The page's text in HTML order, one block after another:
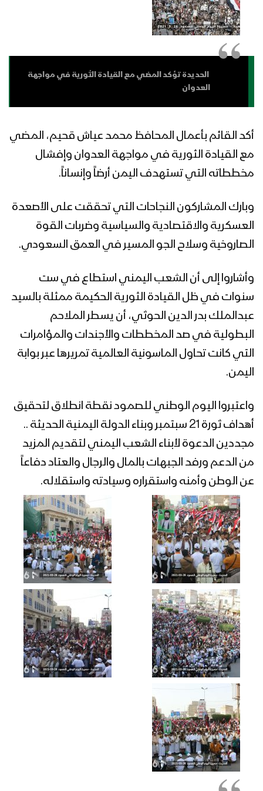
مونتاج نشيد تقدم | فرقة أنصار الله –
زامل يوم الصمود | عيسى الليث – 1442هـ
بيان متحدث القوات المسلحة لعملية يوم
الصمود الوطني في العمق السعودي
كلمة قائد الثورة السيد عبدالملك بدرالدين
الحوثي في الذكرى السادسة لليوم
1442هـ
1442هـ
برومو ميادين الجهاد – حلقة خاصة بمناسبة
مرور ستة أعوام على الصمود والعنفوان
اليماني
حول احصائيات ستة أعوام من الصمود
موجز إحصائيات ستة أعوام من الصمود –
من الإيجاز الصحفي للمتحدث العسكري
مؤتمر صحفي لمتحدث القوات المسلحة
لحصاد 6 سنوات من الصمود في وجه
العدوان
مونتاج زامل سر النصر | عيسى الليث –
1442هـ
مونتاج زامل النصر اقترب | سالم
المسعودي وحسين عشيش – 1442هـ
الأمريكيون عملوا على جعل اليمن من
الدول المطبعة مع العدو الإسرائيلي
زامل روح العروبة | عيسى الليث – 1442هـ
الحديدة تؤكد المضي مع القيادة الثورية في مواجهة
أكد القائم بأعمال المحافظ محمد عياش قحيم، المضي
مع القيادة الثورية في مواجهة العدوان وإفشال
وبارك المشاركون النجاحات التي تحققت على الأصعدة
العسكرية والاقتصادية والسياسية وضربات القوة
وأشاروا إلى أن الشعب اليمني استطاع في ست
سنوات في ظل القيادة الثورية الحكيمة ممثلة بالسيد
عبدالملك بدر الدين الحوثي، أن يسطر الملاحم
البطولية في صد المخططات والأجندات والمؤامرات
التي كانت تحاول الماسونية العالمية تمريرها عبر بوابة
واعتبروا اليوم الوطني للصمود نقطة انطلاق لتحقيق
أهداف ثورة 21 سبتمبر وبناء الدولة اليمنية الحديثة ..
مجددين الدعوة لأبناء الشعب اليمني لتقديم المزيد
من الدعم ورفد الجبهات بالمال والرجال والعتاد دفاعاً
عن الوطن وأمنه واستقراره وسيادته واستقلاله.